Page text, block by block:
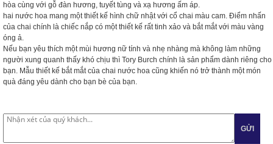
hòa cùng với gỗ đàn hương, tuyết tùng và xạ hương ấm áp.
hai nước hoa mang một thiết kế hình chữ nhật với cổ chai màu cam. Điểm nhấn
của chai chính là chiếc nắp có một thiết kế rất tinh xảo và bắt mắt với màu vàng
óng ả.
Nếu bạn yêu thích một mùi hương nữ tính và nhẹ nhàng mà không làm những
người xung quanh thấy khó chịu thì Tory Burch chính là sản phẩm dành riêng cho
bạn. Mẫu thiết kế bắt mắt của chai nước hoa cũng khiến nó trở thành một món
quà đáng yêu dành cho bạn bè của bạn.
GỬI